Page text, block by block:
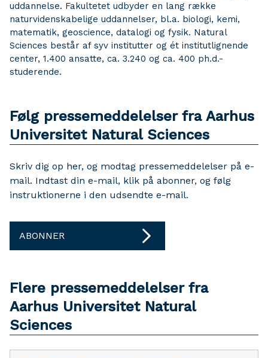
uddannelse. Fakultetet udbyder en lang række
naturvidenskabelige uddannelser, bl.a. biologi, kemi,
matematik, geoscience, datalogi og fysik. Natural
Sciences består af syv institutter og ét institutlignende
center, 1.400 ansatte, ca. 3.240 og ca. 400 ph.d.-
studerende.
Følg pressemeddelelser fra Aarhus
Universitet Natural Sciences
Skriv dig op her, og modtag pressemeddelelser på e-
mail. Indtast din e-mail, klik på abonner, og følg
instruktionerne i den udsendte e-mail.
ABONNER
Flere pressemeddelelser fra
Aarhus Universitet Natural
Sciences